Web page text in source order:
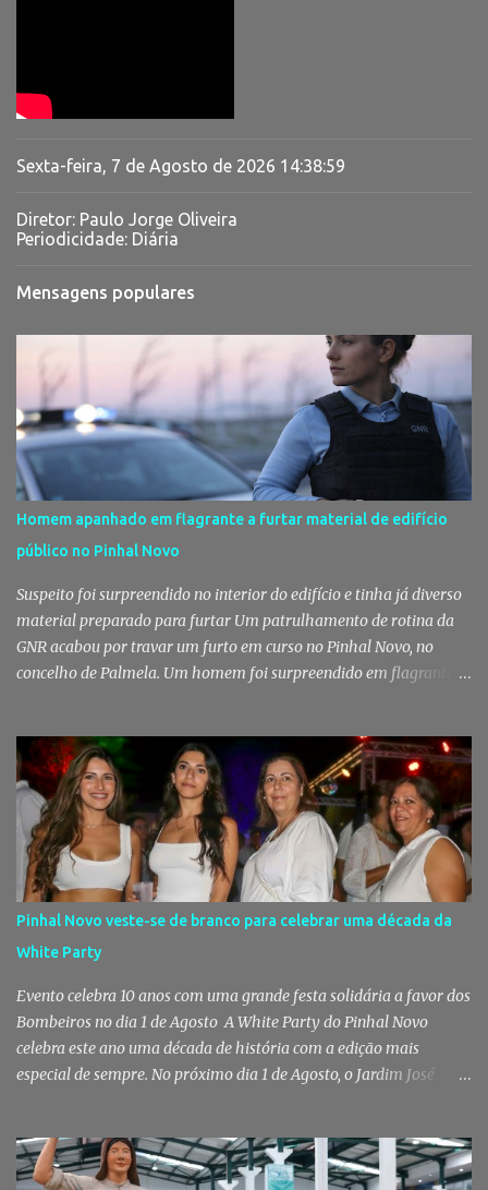
Sexta-feira, 7 de Agosto de 2026 14:39:00
Diretor: Paulo Jorge Oliveira
Periodicidade: Diária
Mensagens populares
Homem apanhado em flagrante a furtar material de edifício
público no Pinhal Novo
Suspeito foi surpreendido no interior do edifício e tinha já diverso
material preparado para furtar Um patrulhamento de rotina da
GNR acabou por travar um furto em curso no Pinhal Novo, no
concelho de Palmela. Um homem foi surpreendido em flagrante
militares da Guarda. Patrulhamento da GNR termina com
detenção por furto A detenção ocorreu no dia 4 de Agosto, - mas
divulgada só nesta quinta-feira - numa ação desenvolvida pelo
Posto Territorial de Pinhal Novo. Segundo a GNR, "no âmbito de
uma ação de patrulhamento, os militares da Guarda detetaram
uma viatura estacionada num local referenciado pela prática de
furtos e pelo consumo de estupefacientes", circunstância que
motivou a realização de diligências policiais. Foi no decorrer
dessas ações que os militares localizaram um suspeito no interior
de um edifício público. Apanhado em flagrante De ...
Pinhal Novo veste-se de branco para celebrar uma década da
White Party
Evento celebra 10 anos com uma grande festa solidária a favor dos
Bombeiros no dia 1 de Agosto A White Party do Pinhal Novo
celebra este ano uma década de história com a edição mais
especial de sempre. No próximo dia 1 de Agosto, o Jardim José
que parte das receitas reverterá para a Associação Humanitária
dos Bombeiros Voluntários do Pinhal Novo, reforçando o espírito